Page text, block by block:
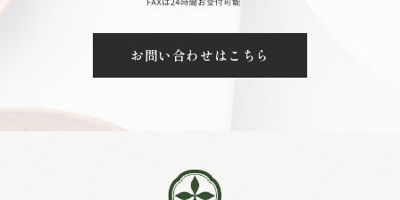
お問い合わせはこちら